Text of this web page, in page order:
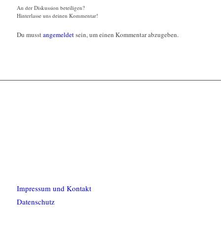
An der Diskussion beteiligen?
Hinterlasse uns deinen Kommentar!
Du musstangemeldetsein, um einen Kommentar abzugeben.
Impressum und Kontakt
Datenschutz